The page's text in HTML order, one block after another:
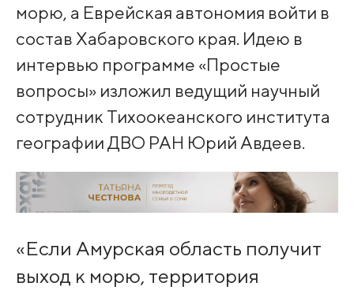
морю, а Еврейская автономия войти в
состав Хабаровского края. Идею в
интервью программе «Простые
вопросы» изложил ведущий научный
сотрудник Тихоокеанского института
географии ДВО РАН Юрий Авдеев.
«Если Амурская область получит
выход к морю, территория